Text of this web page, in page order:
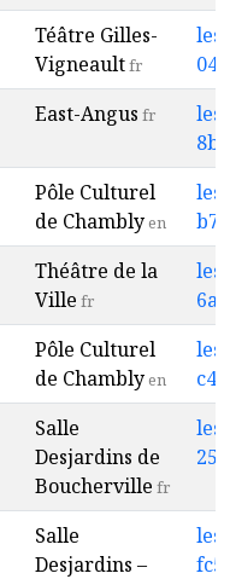
Téâtre Gilles-
Vigneaultfr
East-Angus fr
Pôle Culturel
de Chamblyen
Théâtre de la
Ville fr
Pôle Culturel
de Chamblyen
Salle
Desjardins de
Boucherville fr
Salle
Desjardins –